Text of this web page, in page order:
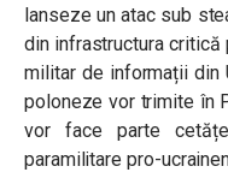
lanseze un atac sub
din infrastructura
militar de informații din
poloneze vor trimite în
vor face parte
paramilitare pro-